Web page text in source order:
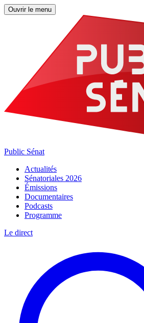
Ouvrir le menu
Public Sénat
Actualités
Sénatoriales 2026
Émissions
Documentaires
Podcasts
Programme
Le direct